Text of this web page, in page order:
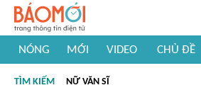
NÓNG MỚI VIDEO CHỦ ĐỀ
#Khám phá Việt Nam
TÌM KIẾM NỮ VĂN SĨ